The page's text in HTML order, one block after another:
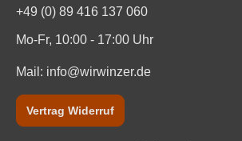
+49 (0) 89 416 137 060
Mo-Fr, 10:00 - 17:00 Uhr
Mail: info@wirwinzer.de
Vertrag Widerruf